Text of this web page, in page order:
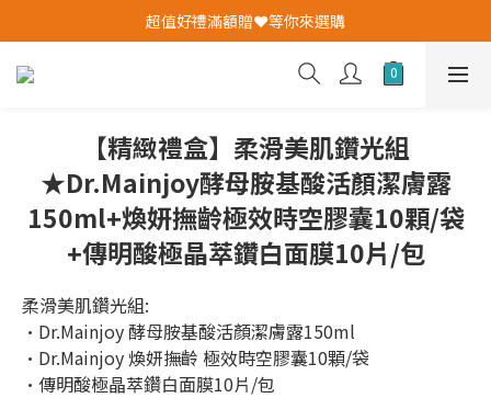
我愛爸爸★全館消費滿$528元免運費(活動至8/10)
超值好禮滿額贈❤️等你來選購
✨加入會員即送購物金✨
【精緻禮盒】柔滑美肌鑽光組
★Dr.Mainjoy酵母胺基酸活顏潔膚露
150ml+煥妍撫齡極效時空膠囊10顆/袋
+傳明酸極晶萃鑽白面膜10片/包
柔滑美肌鑽光組:
•Dr.Mainjoy 酵母胺基酸活顏潔膚露150ml
•Dr.Mainjoy 煥妍撫齡 極效時空膠囊10顆/袋
•傳明酸極晶萃鑽白面膜10片/包